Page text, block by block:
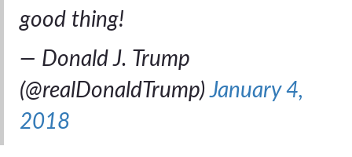
good thing!
— Donald J. Trump
(@realDonaldTrump)January 4,
2018